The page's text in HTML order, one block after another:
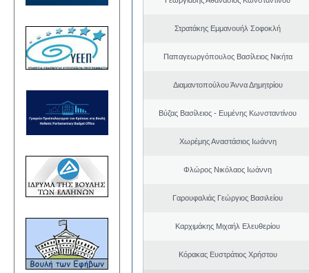
Στρατάκης Εμμανουήλ Σοφοκλή
Παπαγεωργόπουλος Βασίλειος Νικήτα
Διαμαντοπούλου Άννα Δημητρίου
Βύζας Βασίλειος - Ευμένης Κωνσταντίνου
Χωρέμης Αναστάσιος Ιωάννη
Φλώρος Νικόλαος Ιωάννη
Γαρουφαλιάς Γεώργιος Βασιλείου
Καρχιμάκης Μιχαήλ Ελευθερίου
Κόρακας Ευστράτιος Χρήστου